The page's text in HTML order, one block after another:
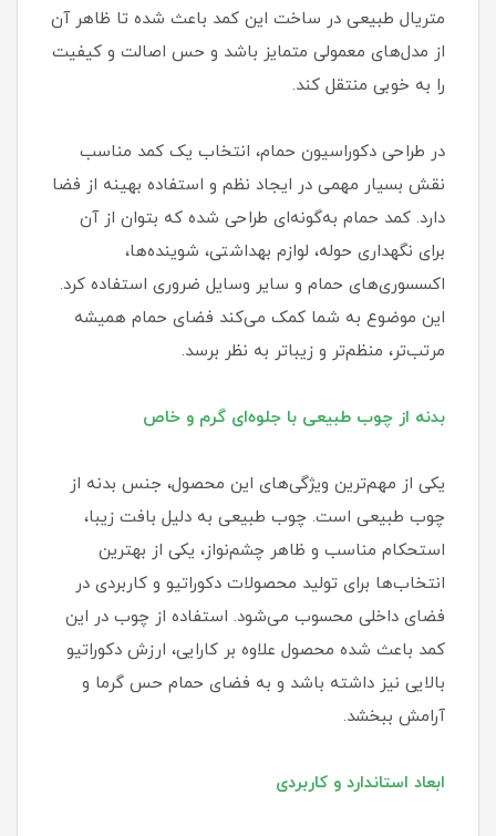
متریال طبیعی در ساخت این کمد باعث شده تا ظاهر آن
از مدل‌های معمولی متمایز باشد و حس اصالت و کیفیت
را به خوبی منتقل کند.
در طراحی دکوراسیون حمام، انتخاب یک کمد مناسب
نقش بسیار مهمی در ایجاد نظم و استفاده بهینه از فضا
دارد. کمد حمام به‌گونه‌ای طراحی شده که بتوان از آن
برای نگهداری حوله، لوازم بهداشتی، شوینده‌ها،
اکسسوری‌های حمام و سایر وسایل ضروری استفاده کرد.
این موضوع به شما کمک می‌کند فضای حمام همیشه
مرتب‌تر، منظم‌تر و زیباتر به نظر برسد.
بدنه از چوب طبیعی با جلوه‌ای گرم و خاص
یکی از مهم‌ترین ویژگی‌های این محصول، جنس بدنه از
چوب طبیعی است. چوب طبیعی به دلیل بافت زیبا،
استحکام مناسب و ظاهر چشم‌نواز، یکی از بهترین
انتخاب‌ها برای تولید محصولات دکوراتیو و کاربردی در
فضای داخلی محسوب می‌شود. استفاده از چوب در این
کمد باعث شده محصول علاوه بر کارایی، ارزش دکوراتیو
بالایی نیز داشته باشد و به فضای حمام حس گرما و
آرامش ببخشد.
ابعاد استاندارد و کاربردی